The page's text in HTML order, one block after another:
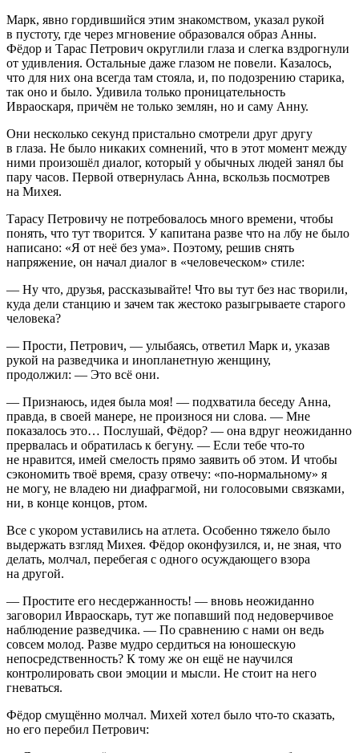
Марк, явно гордившийся этим знакомством, указал рукой
в пустоту, где через мгновение образовался образ Анны.
Фёдор и Тарас Петрович округлили глаза и слегка вздрогнули
от удивления. Остальные даже глазом не повели. Казалось,
что для них она всегда там стояла, и, по подозрению старика,
так оно и было. Удивила только проницательность
Ивраоскаря, причём не только землян, но и саму Анну.
Они несколько секунд пристально смотрели друг другу
в глаза. Не было никаких сомнений, что в этот момент между
ними произошёл диалог, который у обычных людей занял бы
пару часов. Первой отвернулась Анна, вскользь посмотрев
на Михея.
Тарасу Петровичу не потребовалось много времени, чтобы
понять, что тут творится. У капитана разве что на лбу не было
написано: «Я от неё без ума». Поэтому, решив снять
напряжение, он начал диалог в «человеческом» стиле:
— Ну что, друзья, рассказывайте! Что вы тут без нас творили,
куда дели станцию и зачем так жестоко разыгрываете старого
человека?
— Прости, Петрович, — улыбаясь, ответил Марк и, указав
рукой на разведчика и инопланетную женщину,
продолжил: — Это всё они.
— Признаюсь, идея была моя! — подхватила беседу Анна,
правда, в своей манере, не произнося ни слова. — Мне
показалось это… Послушай, Фёдор? — она вдруг неожиданно
прервалась и обратилась к бегуну. — Если тебе что-то
не нравится, имей смелость прямо заявить об этом. И чтобы
сэкономить твоё время, сразу отвечу: «по-нормальному» я
не могу, не владею ни диафрагмой, ни голосовыми связками,
ни, в конце концов, ртом.
Все с укором уставились на атлета. Особенно тяжело было
выдержать взгляд Михея. Фёдор оконфузился, и, не зная, что
делать, молчал, перебегая с одного осуждающего взора
на другой.
— Простите его несдержанность! — вновь неожиданно
заговорил Ивраоскарь, тут же попавший под недоверчивое
наблюдение разведчика. — По сравнению с нами он ведь
совсем молод. Разве мудро сердиться на юношескую
непосредственность? К тому же он ещё не научился
контролировать свои эмоции и мысли. Не стоит на него
гневаться.
Фёдор смущённо молчал. Михей хотел было что-то сказать,
но его перебил Петрович: